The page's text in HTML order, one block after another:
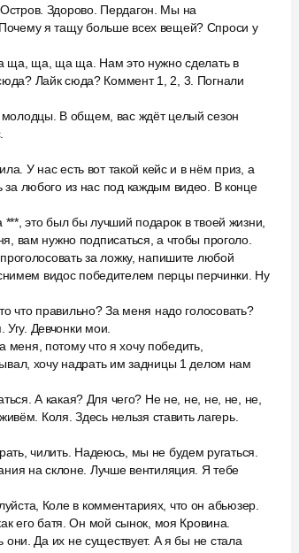
Здорово. Пердагон. Мы на
я тащу больше всех вещей? Спроси у
ща, ща, ща ща. Нам это нужно сделать в
Лайк сюда? Коммент 1, 2, 3. Погнали
В общем, вас ждёт целый сезон
У нас есть вот такой кейс и в нём приз, а
за любого из нас под каждым видео. В конце
***, это был бы лучший подарок в твоей жизни,
вам нужно подписаться, а чтобы проголо.
за ложку, напишите любой
видос победителем перцы перчинки. Ну
что правильно? За меня надо голосовать?
Угу. Девчонки мои.
потому что я хочу победить,
хочу надрать им задницы 1 делом нам
А какая? Для чего? Не не, не, не, не, не,
Коля. Здесь нельзя ставить лагерь.
чилить. Надеюсь, мы не будем ругаться.
на склоне. Лучше вентиляция. Я тебе
Коле в комментариях, что он абьюзер.
его батя. Он мой сынок, моя Кровина.
они. Да их не существует. А я бы не стала